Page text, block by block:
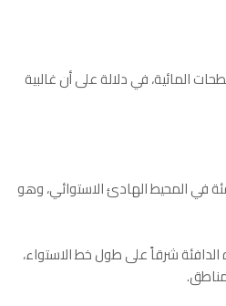
المائية، في دلالة على أن غالبية
في المحيط الهادئ الاستوائي، وهو
الدافئة شرقاً على طول خط الاستواء،